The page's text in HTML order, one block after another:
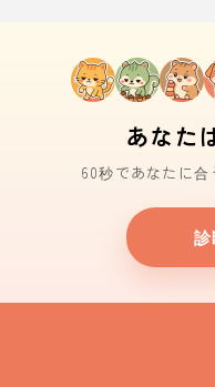
あなた
60秒であなたに